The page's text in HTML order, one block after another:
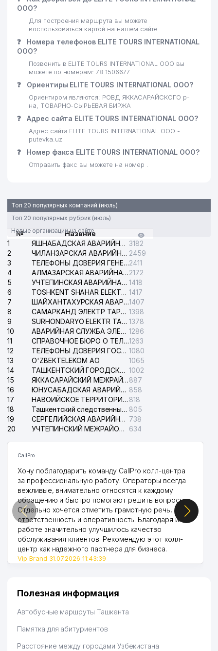
28
СТРОИТЕЛЬСТВУ И РЕМОНТУ
29
IFODA AGRO KIMYO HIMOYA
Филал Яккасарай
565 м
30 ЭЛЕГАНТ ИНЖИНИРИНГ ООО 677 м
31
RAHMETOV ZAKIRDJON
BEYMETOVICH ЧП
725 м
32 ADPEOPLE GROUP ООО
YAKKASAROY PRIMARY ООО 899 м
ROENG UNIVERSAL SERVIS
ООО?
Для построения маршрута вы можете
воспользоваться картой на нашем сайте
❓
Номера телефонов ELITE TOURS INTERNATIONAL
ООО?
Позвонить в ELITE TOURS INTERNATIONAL ООО вы
можете по номерам: 78 1506677
❓ Ориентиры ELITE TOURS INTERNATIONAL ООО?
Ориентиром являются: РОВД ЯККАСАРАЙСКОГО р-
на, ТОВАРНО-СЫРЬЕВАЯ БИРЖА
❓ Адрес сайта ELITE TOURS INTERNATIONAL ООО?
Адрес сайта ELITE TOURS INTERNATIONAL ООО -
putevka.uz
❓ Номер факса ELITE TOURS INTERNATIONAL ООО?
Отправить факс вы можете на номер .
Топ 20 популярных компаний (июль)
Топ 20 популярных рубрик (июль)
Новые организации на сайте
№
Назвние
1
ЯШНАБАДСКАЯ АВАРИЙНАЯ СЛУЖБА ЭЛЕКТРОСЕТИ 3182
2
ЧИЛАНЗАРСКАЯ АВАРИЙНАЯ СЛУЖБА ЭЛЕКТРОСЕТИ 2459
3
ТЕЛЕФОНЫ ДОВЕРИЯ ГЕНЕРАЛЬНОЙ ПРОКУРАТУРЫ РЕСПУБЛИКИ УЗБЕКИСТАН2411
4
АЛМАЗАРСКАЯ АВАРИЙНАЯ СЛУЖБА ЭЛЕКТРОСЕТИ2172
5
УЧТЕПИНСКАЯ АВАРИЙНАЯ СЛУЖБА ЭЛЕКТРОСЕТИ 1418
6
TOSHKENT SHAHAR ELEKTR TARMOQLARI KORXONASI АО 1417
7
ШАЙХАНТАХУРСКАЯ АВАРИЙНАЯ СЛУЖБА ЭЛЕКТРОСЕТИ1407
8
САМАРКАНД ЭЛЕКТР ТАРМОКЛАРИ АО 1398
9
SURHONDARYO ELEKTR TARMOKLARI АО 1378
10
АВАРИЙНАЯ СЛУЖБА ЭЛЕКТРОСЕТИ ТАШКЕНТСКОГО РАЙОНА 1286
11
СПРАВОЧНОЕ БЮРО О ТЕЛЕФОНАХ ОРГАНИЗАЦИЙ г. ТАШКЕНТА1263
12
ТЕЛЕФОНЫ ДОВЕРИЯ ГОСУДАРСТВЕННОГО ЦЕНТРА ТЕСТИРОВАНИЯ 1080
13
O'ZBEKTELEKOM АО
1065
14
ТАШКЕНТСКИЙ ГОРОДСКОЙ СУД ПО ГРАЖДАНСКИМ ДЕЛАМ 1002
15
ЯККАСАРАЙСКИЙ МЕЖРАЙОННЫЙ СУД ПО ГРАЖДАНСКИМ ДЕЛАМ887
16
ЮНУСАБАДСКАЯ АВАРИЙНАЯ СЛУЖБА ЭЛЕКТРОСЕТИ 858
17
НАВОИЙСКОЕ ТЕРРИТОРИАЛЬНОЕ ПРЕДПРИЯТИЕ ЭЛЕКТРОСЕТИ АО 818
18
Ташкентский следственный изолятор 805
19
СЕРГЕЛИЙСКАЯ АВАРИЙНАЯ СЛУЖБА ЭЛЕКТРОСЕТИ 738
20
УЧТЕПИНСКИЙ МЕЖРАЙОННЫЙ СУД ПО ГРАЖДАНСКИМ ДЕЛАМ 634
CallPro
Хочу поблагодарить команду CallPro колл-центра
за профессиональную работу. Операторы всегда
вежливые, внимательно относятся к каждому
обращению и быстро помогают решить вопросы.
Отдельно хочется отметить грамотную речь,
ответственность и оперативность. Благодаря их
работе значительно улучшилось качество
обслуживания клиентов. Рекомендую этот колл-
центр как надежного партнера для бизнеса.
Vip Brand 31.07.2026 11:43:39
Полезная информация
Автобусные маршруты Ташкента
Памятка для абитуриентов
Расстояние между городами Узбекистана